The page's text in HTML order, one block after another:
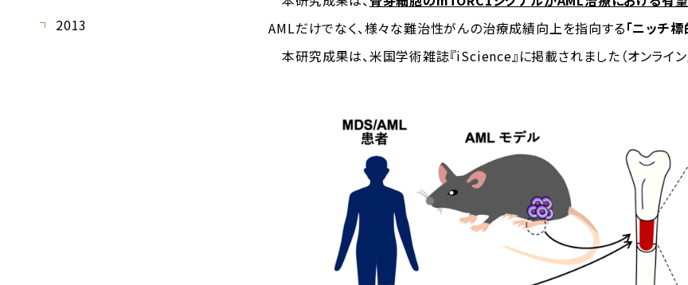
AMLだけでなく、様々な難治性がんの治療成績向上を指向する「ニッチ
本研究成果は、米国学術雑誌『iScience』に掲載されました（オンライ
2013